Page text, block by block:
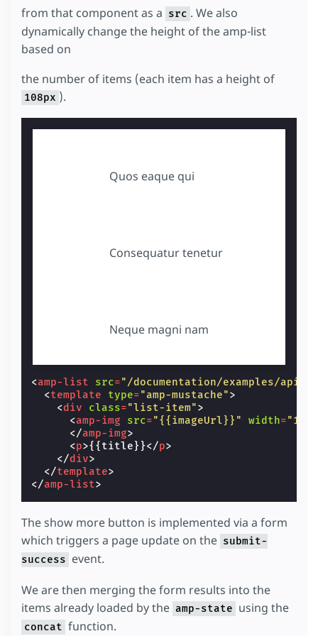
from that component as a src . We also
dynamically change the height of the amp-list
based on
the number of items (each item has a height of
108px ).
Quos eaque qui
Consequatur tenetur
Neque magni nam
<amp-list src="/documentation/examples/api/
<template type="amp-mustache">
<div class="list-item">
<amp-img src="{{imageUrl}}" width=
</amp-img>
<p>{{title}}</p>
</div>
</template>
</amp-list>
The show more button is implemented via a form
which triggers a page update on the submit-
success event.
We are then merging the form results into the
items already loaded by the amp-state using the
concat function.